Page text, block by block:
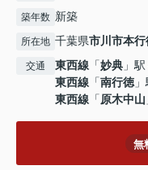
築年数 新築
所在地 千葉県市川市本行
交通 東西線 「妙典 」
東西線 「南行徳」
東西線 「原木中山
無